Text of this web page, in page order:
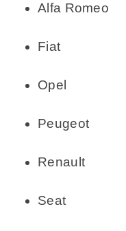
Alfa Romeo
Fiat
Opel
Peugeot
Renault
Seat